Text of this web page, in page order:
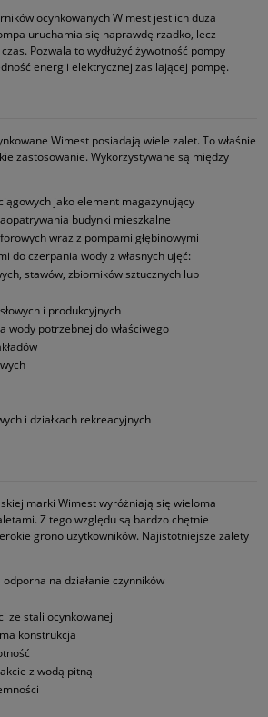
ocynkowanych Wimest jest ich duża
uruchamia się naprawdę rzadko, lecz
Pozwala to wydłużyć żywotność pompy
energii elektrycznej zasilającej pompę.
Wimest posiadają wiele zalet. To właśnie
zastosowanie. Wykorzystywane są między
jako element magazynujący
budynki mieszkalne
wraz z pompami głębinowymi
do czerpania wody z własnych ujęć:
stawów, zbiorników sztucznych lub
i produkcyjnych
wody potrzebnej do właściwego
i działkach rekreacyjnych
marki Wimest wyróżniają się wieloma
Z tego względu są bardzo chętnie
grono użytkowników. Najistotniejsze zalety
na działanie czynników
ze stali ocynkowanej
konstrukcja
z wodą pitną